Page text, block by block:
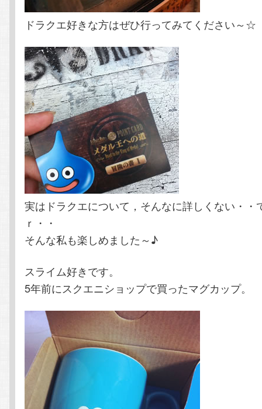
ドラクエ好きな方はぜひ行ってみてください～☆
実はドラクエについて，そんなに詳しくない・・
ｒ・・
そんな私も楽しめました～♪
スライム好きです。
5年前にスクエニショップで買ったマグカップ。